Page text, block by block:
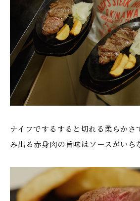
ナイフでするすると切れる柔らかさ
み出る赤身肉の旨味はソースがいら